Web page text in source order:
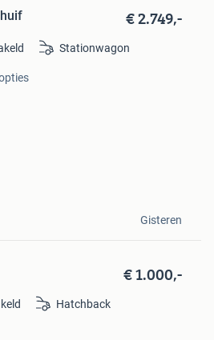
€ 2.749,-
Stationwagon
Gisteren
€ 1.000,-
Hatchback